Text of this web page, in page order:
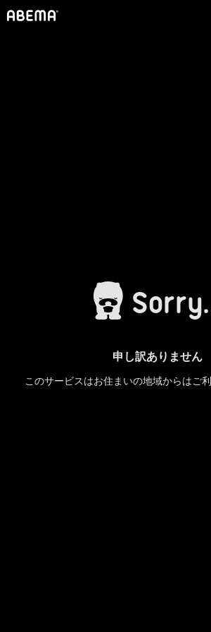
申し訳ありません
このサービスはお住まいの地域からはご